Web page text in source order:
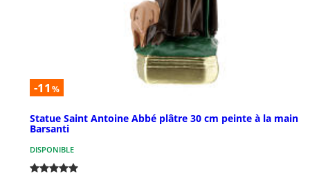
-11 %
Statue Saint Antoine Abbé plâtre 30 cm peinte à la main
Barsanti
DISPONIBLE